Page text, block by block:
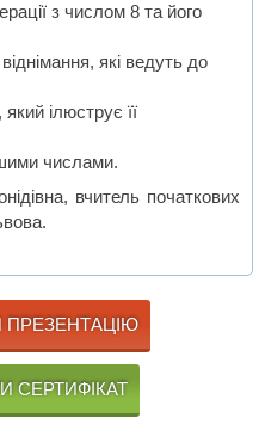
з числом 8 та його
які ведуть до
ілюструє її
числами.
вчитель початкових
СЕРТИФІКАТ